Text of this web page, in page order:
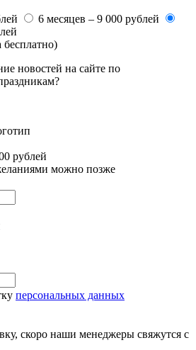
6 месяцев – 9 000 рублей
бесплатно)
новостей на сайте по
рублей
можно позже
персональных данных
скоро наши менеджеры свяжутся с